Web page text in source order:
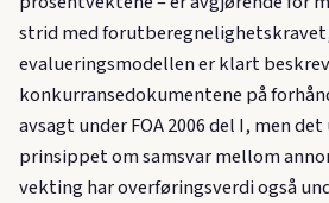
strid med
evalueringsmodellen er klart
konkurransedokumentene på
avsagt under FOA 2006 del I, men
prinsippet om samsvar mellom
vekting har overføringsverdi også